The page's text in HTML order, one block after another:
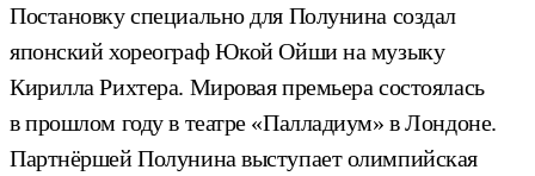
Постановку специально для Полунина создал
японский хореограф Юкой Ойши на музыку
Кирилла Рихтера. Мировая премьера состоялась
в прошлом году в театре «Палладиум» в Лондоне.
Партнёршей Полунина выступает олимпийская